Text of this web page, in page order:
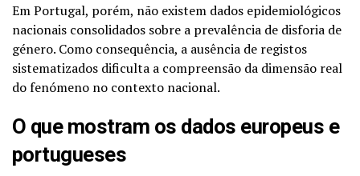
Em Portugal, porém, não existem dados epidemiológicos
nacionais consolidados sobre a prevalência de disforia de
género. Como consequência, a ausência de registos
sistematizados dificulta a compreensão da dimensão real
do fenómeno no contexto nacional.
O que mostram os dados europeus e
portugueses